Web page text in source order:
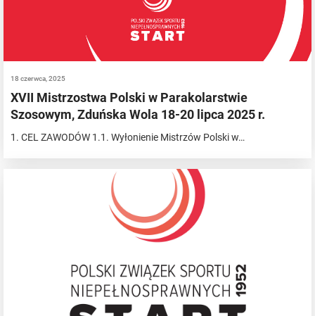
18 czerwca, 2025
XVII Mistrzostwa Polski w Parakolarstwie
Szosowym, Zduńska Wola 18-20 lipca 2025 r.
1. CEL ZAWODÓW 1.1. Wyłonienie Mistrzów Polski w…